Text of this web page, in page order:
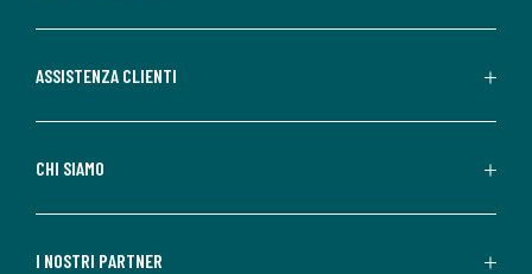
ASSISTENZA CLIENTI
CHI SIAMO
I NOSTRI PARTNER